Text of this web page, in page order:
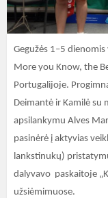
Gegužės 1–5
More you Know, the
Portugalijoje.
Deimantė ir Kamilė su
apsilankymu Alves
pasinėrė į aktyvias
lankstinukų)
dalyvavo paskaitoje
užsiėmimuose.